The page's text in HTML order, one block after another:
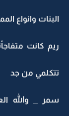
البنات وانواع
ريم كانت
تتكلمي من جد
سمر _ والله